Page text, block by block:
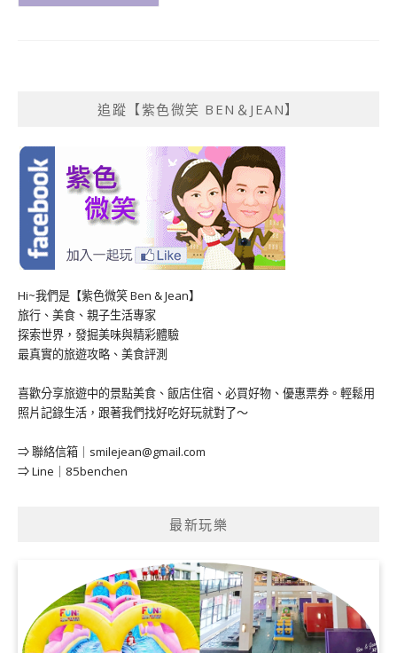
追蹤【紫色微笑 BEN＆JEAN】
Hi~我們是【紫色微笑 Ben & Jean】
旅行、美食、親子生活專家
探索世界，發掘美味與精彩體驗
最真實的旅遊攻略、美食評測
喜歡分享旅遊中的景點美食、飯店住宿、必買好物、優惠票券。輕鬆用
照片記錄生活，跟著我們找好吃好玩就對了～
⇒ 聯絡信箱｜ smilejean@gmail.com
⇒ Line｜85benchen
最新玩樂